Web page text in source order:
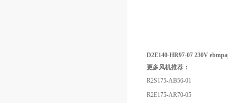
D2E140-HR97-07 230V
更多风机推荐：
R2S175-AB56-01
R2E175-AR70-05